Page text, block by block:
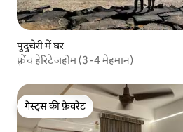
पुदुचेरी में घर
फ़्रेंच हेरिटेजहोम (3 -4 मेहमान)
गेस्ट्स की फ़ेवरेट
गेस्ट्स की फ़ेवरेट